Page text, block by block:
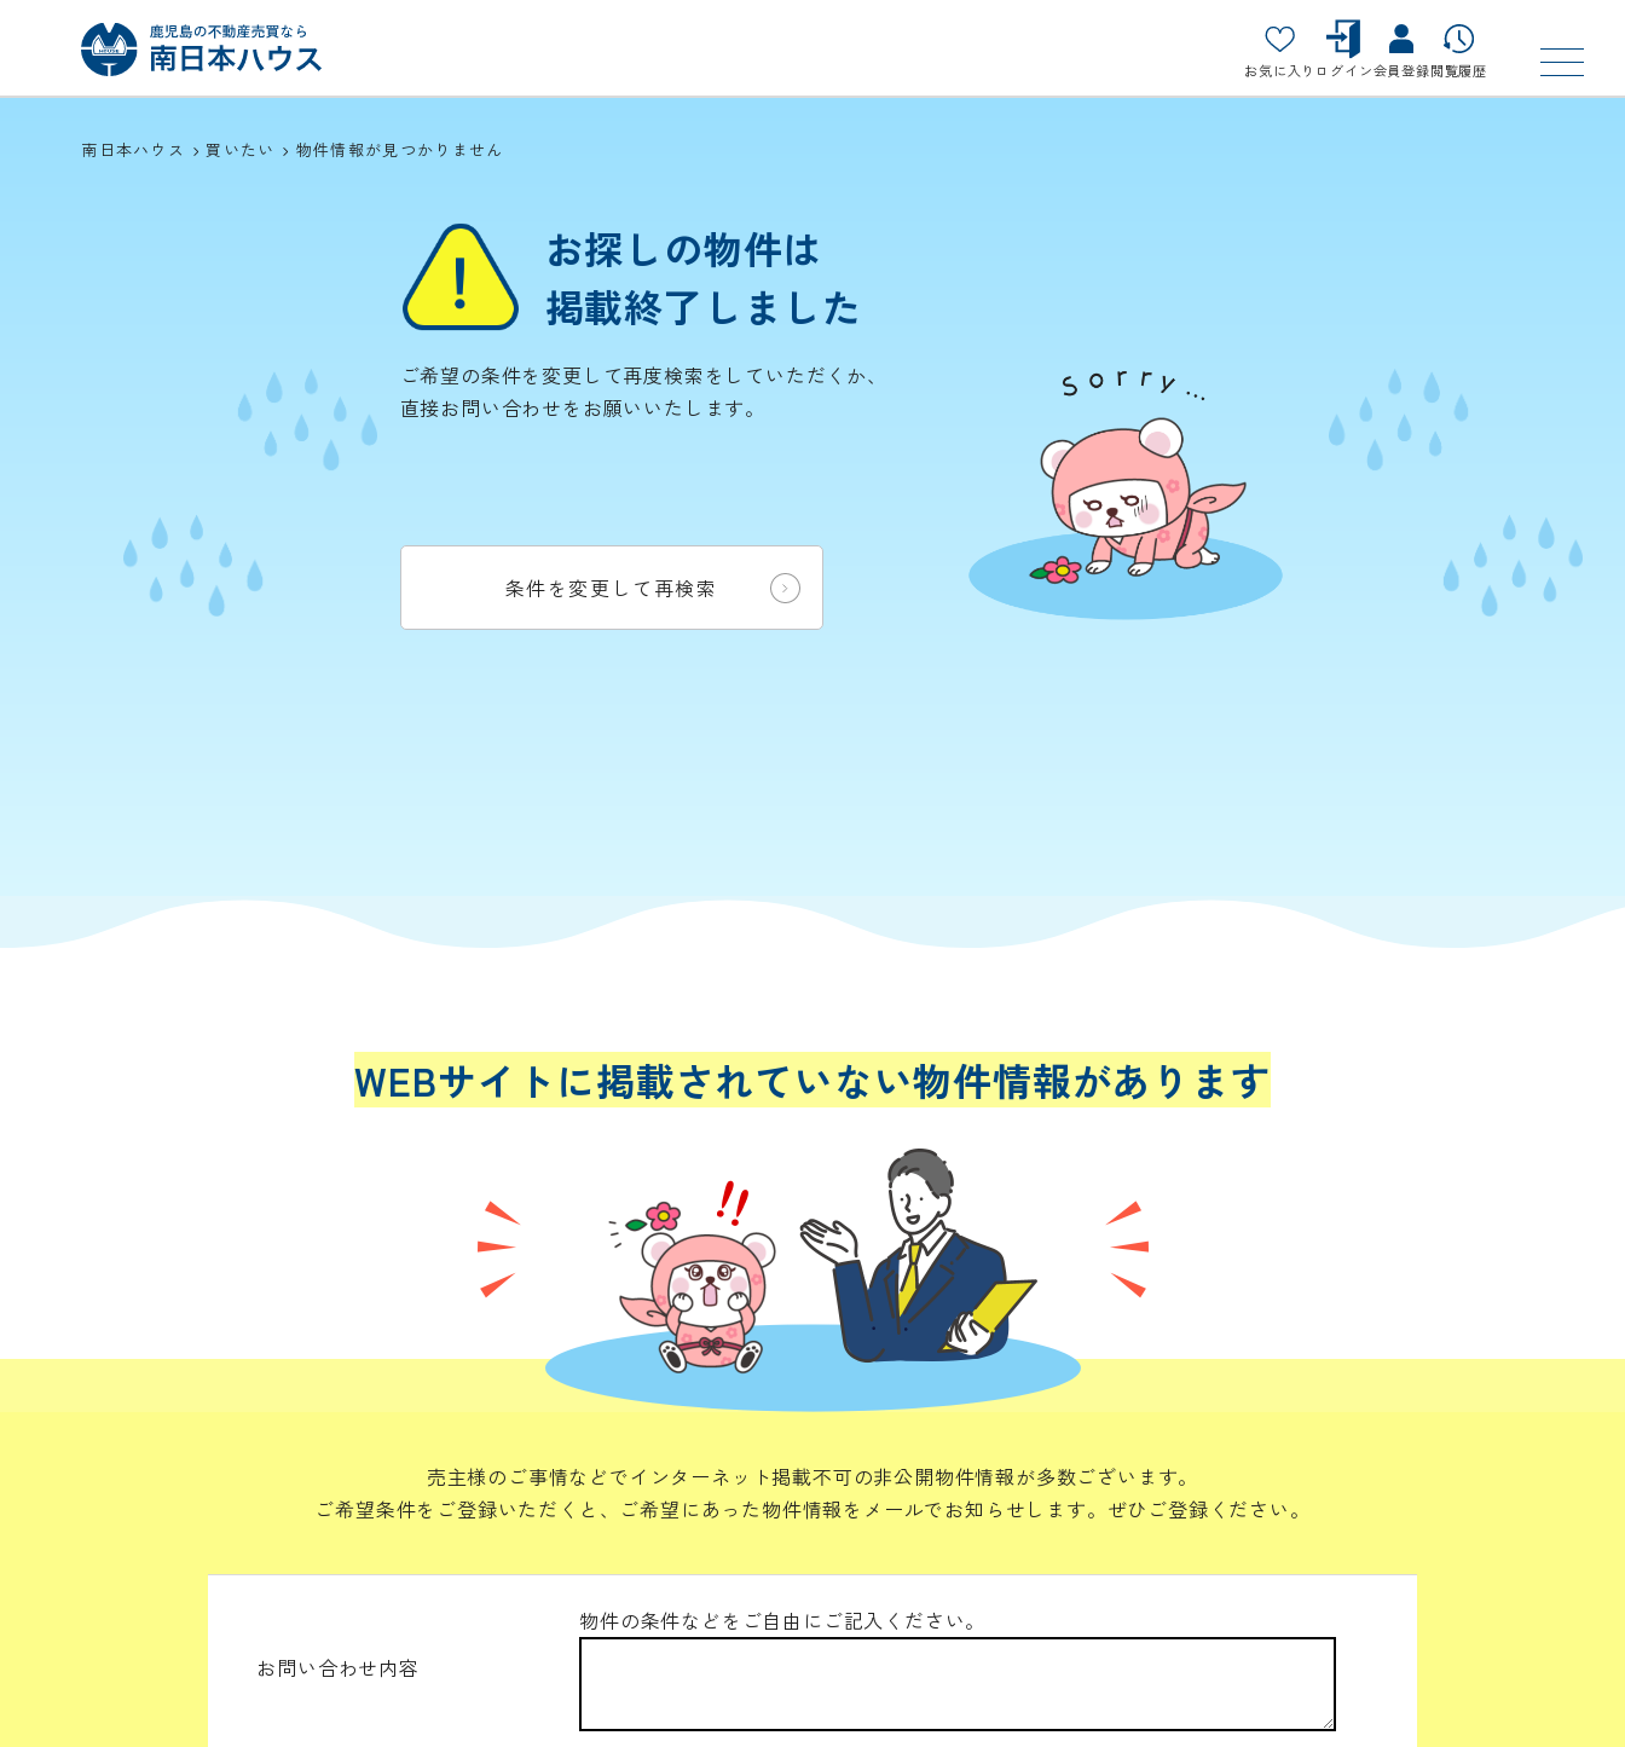
お気に入り ログイン会員登録閲覧履歴
南日本ハウス 買いたい 物件情報が見つかりません
お探しの物件は
掲載終了しました
ご希望の条件を変更して再度検索をしていただくか、
直接お問い合わせをお願いいたします。
条件を変更して再検索
WEBサイトに掲載されていない物件情報があります
売主様のご事情などでインターネット掲載不可の非公開物件情報が多数ございます。
ご希望条件をご登録いただくと、ご希望にあった物件情報をメールでお知らせします。ぜひご登録ください。
お問い合わせ内容
物件の条件などをご自由にご記入ください。